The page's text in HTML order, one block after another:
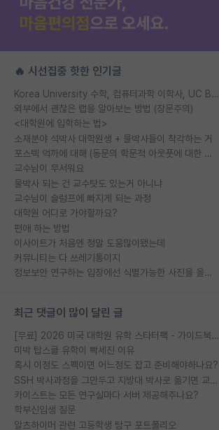
🔥 시선집중 핫한 인기글
Korea University 수학, 컴퓨터과학 이학사, UC Berkeley 산업공학 대학원 공학박사가 되는 것은 쉽지 않겠죠?
외부에서 괜찮은 랩을 알아보는 방법 (장문주의)
<대학원에 입학하는 법>
소재분야 석박사 대학원생 + 물박사들이 착각하는 거
포스텍 억까에 대해 (동문의 학문적 아웃풋에 대한 반박)
교수님이 무서워요
물박사 되는 건 교수탓도 있는거 아니냐
교수님이 슬럼프에 빠지게 되는 과정
대학원 어디로 가야할까요?
편애 하는 방법
이사이트가 처음엔 정말 도움많이됐는데
커뮤니티는 다 쓰레기통이지
정보보안 연구하는 입장에선 식별가능한 사진을 올리는건 비추이긴함
최근 댓글이 많이 달린 글
[무료] 2026 미국 대학원 유학 스타터팩 - 가이드북 & 합격자 컨택메일 템플릿
미박 탑스쿨 유학이 빡세진 이유
혹시 이정도 스펙이면 어느정도 잡고 준비해야하나요?
SSH 박사과정을 그만두고 지방대 박사로 옮기면 교수의 꿈은 끝일까요?
카이스트는 모든 연구실마다 서버 제공해주나요?
학부신입생 질문
알츠하이머 관련 고등학생 탐구 포트폴리오